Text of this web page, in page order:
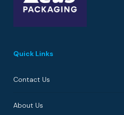
Quick Links
Contact Us
About Us